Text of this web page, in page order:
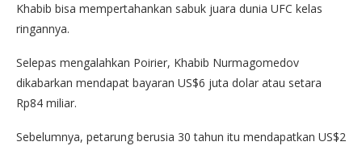
Khabib bisa mempertahankan sabuk juara dunia UFC kelas
ringannya.
Selepas mengalahkan Poirier, Khabib Nurmagomedov
dikabarkan mendapat bayaran US$6 juta dolar atau setara
Rp84 miliar.
Sebelumnya, petarung berusia 30 tahun itu mendapatkan US$2